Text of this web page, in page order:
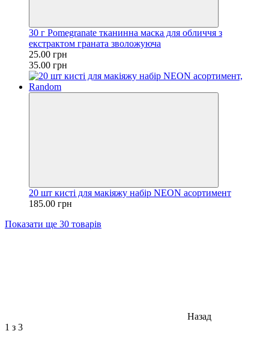
30 г Pomegranate тканинна маска для обличчя з
екстрактом граната зволожуюча
25.00 грн
35.00 грн
20 шт кисті для макіяжу набір NEON асортимент
185.00 грн
Показати ще 30 товарів
Назад
1 з 3